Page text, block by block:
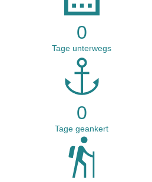
0
Tage unterwegs
0
Tage geankert